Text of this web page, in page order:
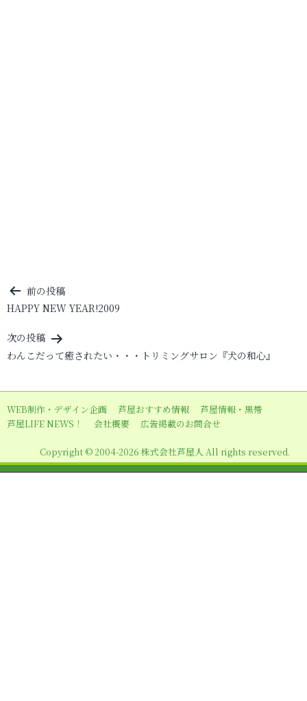
投
稿
ナ
ビ
ー
シ
ン
前の投稿
HAPPY NEW YEAR!2009
次の投稿
わんこだって癒されたい・・・トリミングサロン『犬の和心』
WEB制作・デザイン企画 芦屋おすすめ情報
芦屋情報・黒帯
芦屋LIFE NEWS！
会社概要 広告掲載のお問合せ
Copyright © 2004-2026 株式会社芦屋人 All rights reserved.